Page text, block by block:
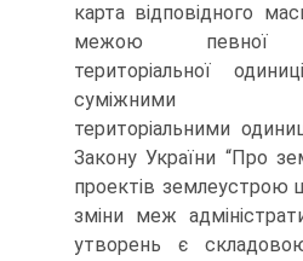
карта відповідного
межою певної
територіальної
суміжними
територіальними
Закону України “Про
проектів землеустрою
зміни меж
утворень є